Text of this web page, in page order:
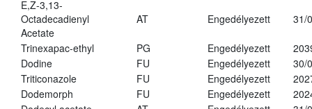
E,Z-3,13-
Octadecadienyl
Acetate
AT Engedélyezett 31/
Trinexapac-ethyl PG Engedélyezett
Dodine
FU Engedélyezett
30/
Triticonazole
FU Engedélyezett
Dodemorph
FU Engedélyezett